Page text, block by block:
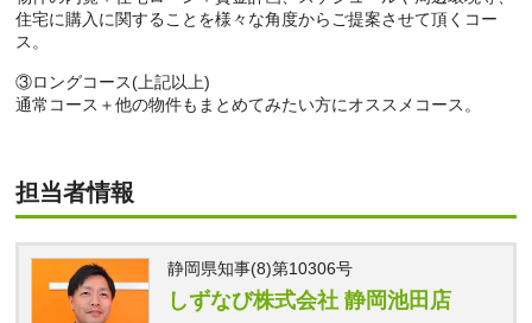
住宅に購入に関することを様々な角度からご提案させて頂くコー
ス。
③ロングコース(上記以上)
通常コース＋他の物件もまとめてみたい方にオススメコース。
担当者情報
静岡県知事(8)第10306号
しずなび株式会社 静岡池田店